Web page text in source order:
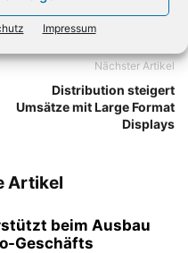
Impressum
Nächster Artikel
Distribution steigert
Umsätze mit Large Format
Displays
Artikel
beim Ausbau
Geschäfts